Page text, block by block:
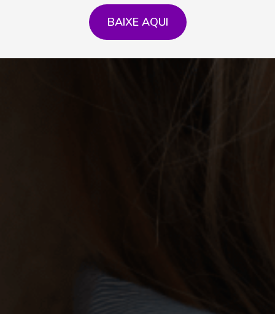
BAIXE AQUI